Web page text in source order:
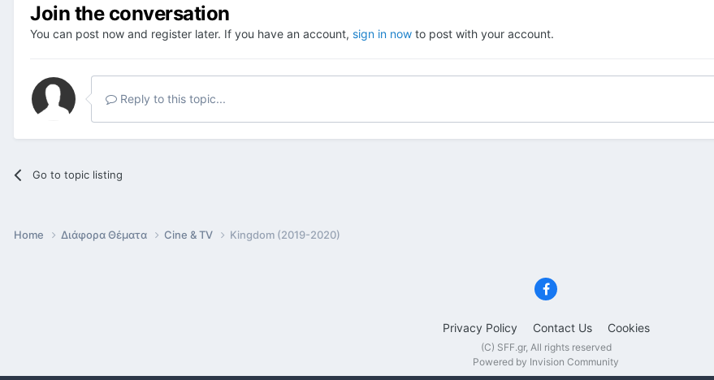
Join the conversation
You can post now and register later. If you have an account, sign in now to post with your account.
Reply to this topic...
Go to topic listing
Home Διάφορα Θέματα Cine & TV Kingdom (2019-2020)
Privacy Policy Contact Us Cookies
(C) SFF.gr, All rights reserved
Powered by Invision Community